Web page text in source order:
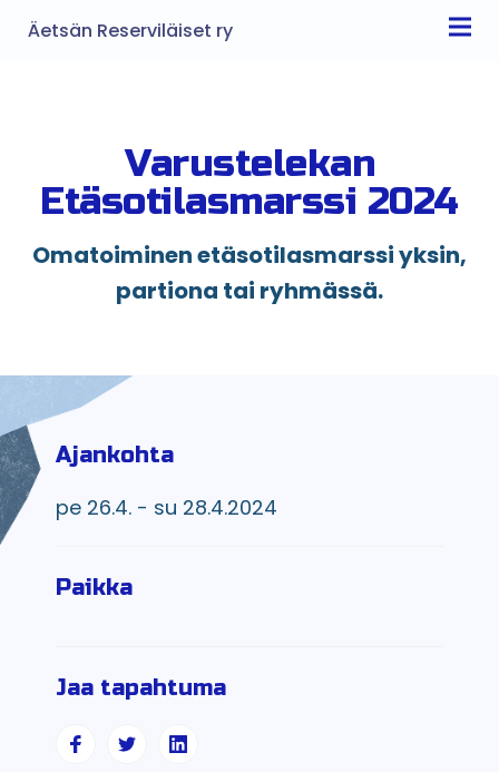
Äetsän Reserviläiset ry
Varustelekan
Etäsotilasmarssi 2024
Omatoiminen etäsotilasmarssi yksin,
partiona tai ryhmässä.
Ajankohta
pe 26.4. - su 28.4.2024
Paikka
Jaa tapahtuma